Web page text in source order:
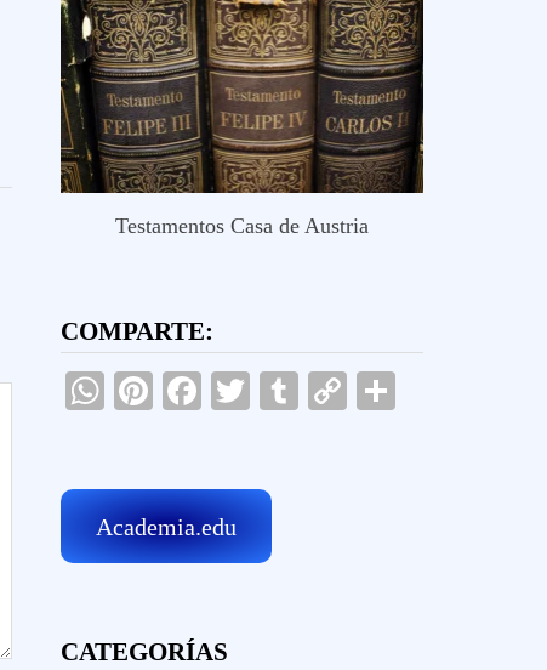
Testamentos Casa de Austria
COMPARTE:
WhatsApp
Pinterest
Facebook
TwitterTumblr
Copy
Academia.edu
CATEGORÍAS